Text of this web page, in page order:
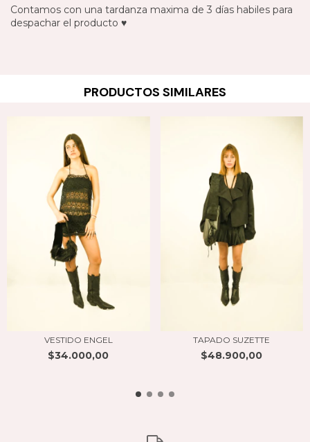
Contamos con una tardanza maxima de 3 días habiles para
despachar el producto ♥️
PRODUCTOS SIMILARES
VESTIDO ENGEL
$34.000,00
TAPADO SUZETTE
$48.900,00